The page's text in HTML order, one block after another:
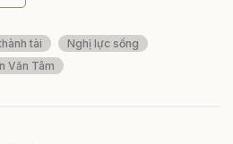
tài
Nghị lực sống
Văn Tâm